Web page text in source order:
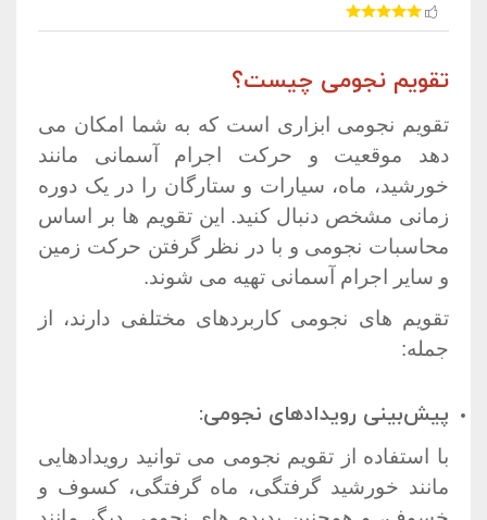
تقویم نجومی چیست؟
تقویم نجومی ابزاری است که به شما امکان می
دهد موقعیت و حرکت اجرام آسمانی مانند
خورشید، ماه، سیارات و ستارگان را در یک دوره
زمانی مشخص دنبال کنید. این تقویم ها بر اساس
محاسبات نجومی و با در نظر گرفتن حرکت زمین
و سایر اجرام آسمانی تهیه می شوند.
تقویم های نجومی کاربردهای مختلفی دارند، از
جمله:
پیش‌بینی رویدادهای نجومی:
با استفاده از تقویم نجومی می توانید رویدادهایی
مانند خورشید گرفتگی، ماه گرفتگی، کسوف و